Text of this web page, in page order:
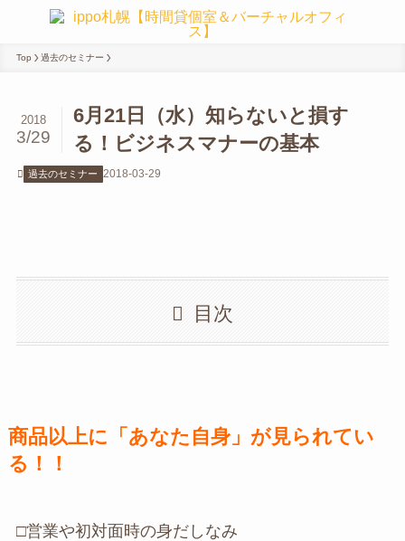
Top 過去のセミナー
6月21日（水）知らないと損す
る！ビジネスマナーの基本
2018
3/29
過去のセミナー 2018-03-29
目次
商品以上に「あなた自身」が見られてい
る！！
□営業や初対面時の身だしなみ